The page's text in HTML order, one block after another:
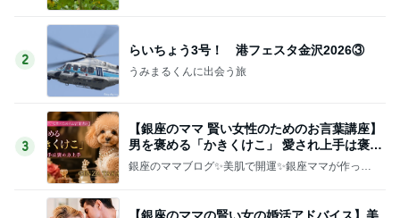
2
らいちょう3号！ 港フェスタ金沢2026③
うみまるくんに出会う旅
3
【銀座のママ 賢い女性のためのお言葉講座】
男を褒める「かきくけこ」 愛され上手は褒め
方上手
銀座のママブログ✨美肌で開運✨銀座ママが作った
【銀座のママの賢い女の婚活アドバイス】美